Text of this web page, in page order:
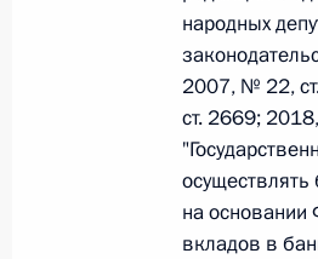
О внесении
кодекса
26 июля 2026
народных
2007, № 22,
ст. 2669;
на
вкладов в